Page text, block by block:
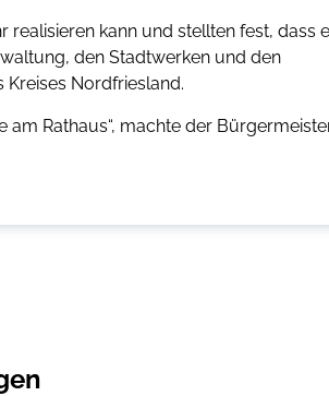
realisieren kann und stellten fest, dass
den Stadtwerken und den
Nordfriesland.
am Rathaus“, machte der